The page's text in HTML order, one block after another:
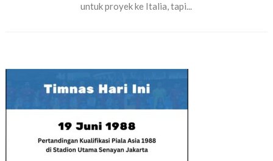
untuk proyek ke Italia, tapi...